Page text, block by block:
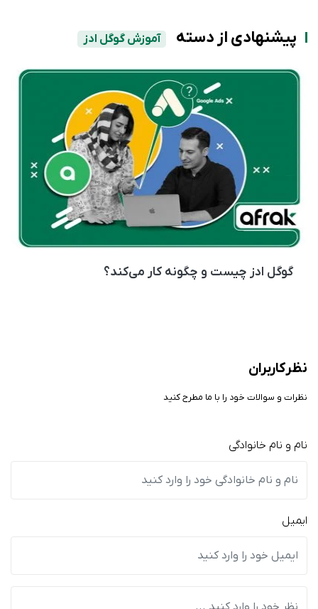
پیشنهادی از دسته آموزش گوگل ادز
گوگل ادز چیست و چگونه کار می‌کند؟
نظر کاربران
نظرات و سوالات خود را با ما مطرح کنید
نام و نام خانوادگی
ایمیل